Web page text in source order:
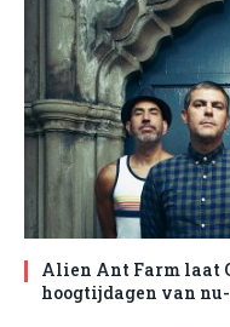
Alien Ant Farm laat
hoogtijdagen van